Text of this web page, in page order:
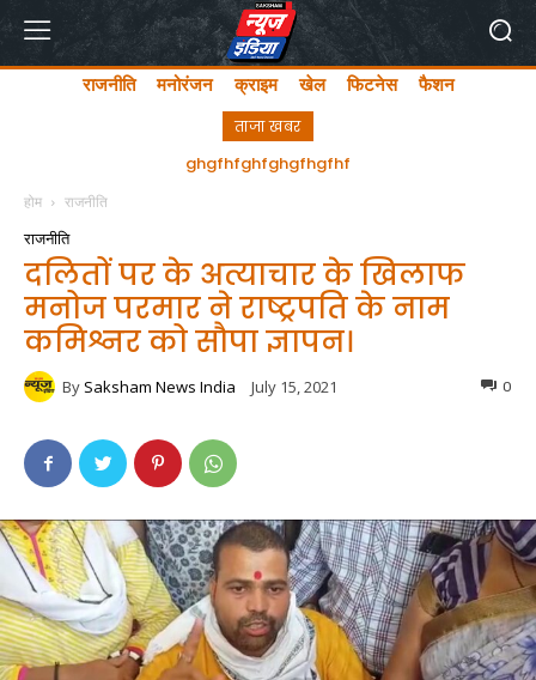
राजनीति मनोरंजन क्राइम खेल फिटनेस फैशन
ताजा खबर
ghgfhfghfghgfhgfhf
अयोध्या में लता मंगेशकर चौक का सीएम योगी ने किया उद्घाटन
होम राजनीति
राजनीति
दलितों पर के अत्याचार के खिलाफ
मनोज परमार ने राष्ट्रपति के नाम
कमिश्नर को सौपा ज्ञापन।
By Saksham News India July 15, 2021 0